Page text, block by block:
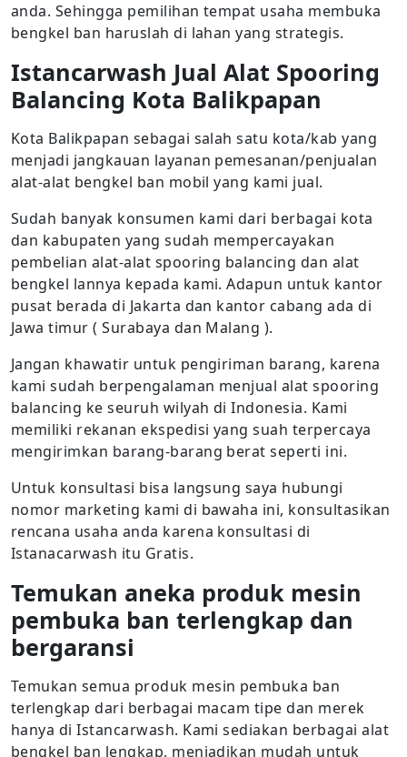
anda. Sehingga pemilihan tempat usaha membuka
bengkel ban haruslah di lahan yang strategis.
Istancarwash Jual Alat Spooring
Balancing Kota Balikpapan
Kota Balikpapan sebagai salah satu kota/kab yang
menjadi jangkauan layanan pemesanan/penjualan
alat-alat bengkel ban mobil yang kami jual.
Sudah banyak konsumen kami dari berbagai kota
dan kabupaten yang sudah mempercayakan
pembelian alat-alat spooring balancing dan alat
bengkel lannya kepada kami. Adapun untuk kantor
pusat berada di Jakarta dan kantor cabang ada di
Jawa timur ( Surabaya dan Malang ).
Jangan khawatir untuk pengiriman barang, karena
kami sudah berpengalaman menjual alat spooring
balancing ke seuruh wilyah di Indonesia. Kami
memiliki rekanan ekspedisi yang suah terpercaya
mengirimkan barang-barang berat seperti ini.
Untuk konsultasi bisa langsung saya hubungi
nomor marketing kami di bawaha ini, konsultasikan
rencana usaha anda karena konsultasi di
Istanacarwash itu Gratis.
Temukan aneka produk mesin
pembuka ban terlengkap dan
bergaransi
Temukan semua produk mesin pembuka ban
terlengkap dari berbagai macam tipe dan merek
hanya di Istancarwash. Kami sediakan berbagai alat
bengkel ban lengkap, menjadikan mudah untuk